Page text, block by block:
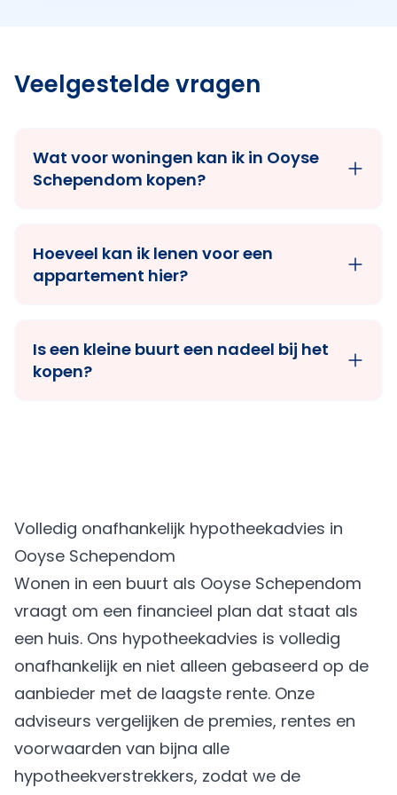
Veelgestelde vragen
Wat voor woningen kan ik in Ooyse
Schependom kopen?
Hoeveel kan ik lenen voor een
appartement hier?
Is een kleine buurt een nadeel bij het
kopen?
Volledig onafhankelijk hypotheekadvies in
Ooyse Schependom
Wonen in een buurt als Ooyse Schependom
vraagt om een financieel plan dat staat als
een huis. Ons hypotheekadvies is volledig
onafhankelijk en niet alleen gebaseerd op de
aanbieder met de laagste rente. Onze
adviseurs vergelijken de premies, rentes en
voorwaarden van bijna alle
hypotheekverstrekkers, zodat we de